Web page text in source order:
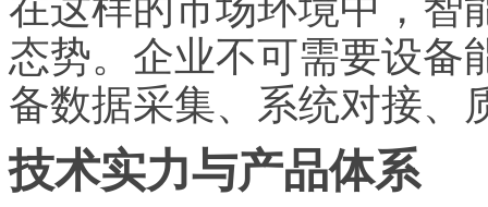
态势。企业不可需要设备
备数据采集、系统对接、
技术实力与产品体系